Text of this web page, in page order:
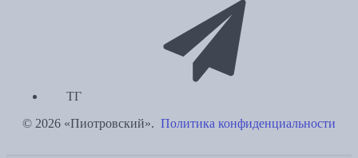
ТГ
© 2026 «Пиотровский». Политика конфиденциальности